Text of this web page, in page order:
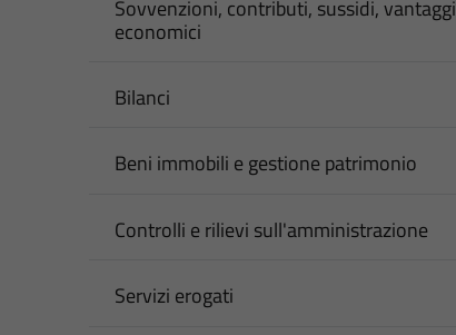
Sovvenzioni, contributi, sussidi, vantaggi
economici
Bilanci
Beni immobili e gestione patrimonio
Controlli e rilievi sull'amministrazione
Servizi erogati